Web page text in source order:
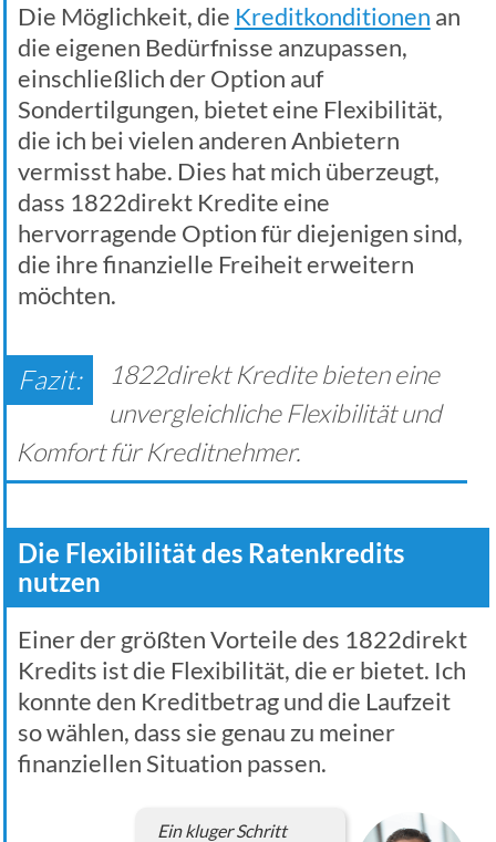
Die Möglichkeit, die Kreditkonditionen an
die eigenen Bedürfnisse anzupassen,
einschließlich der Option auf
Sondertilgungen, bietet eine Flexibilität,
die ich bei vielen anderen Anbietern
vermisst habe. Dies hat mich überzeugt,
dass 1822direkt Kredite eine
hervorragende Option für diejenigen sind,
die ihre finanzielle Freiheit erweitern
möchten.
1822direkt Kredite bieten eine
unvergleichliche Flexibilität und
Komfort für Kreditnehmer.
Die Flexibilität des Ratenkredits
nutzen
Einer der größten Vorteile des 1822direkt
Kredits ist die Flexibilität, die er bietet. Ich
konnte den Kreditbetrag und die Laufzeit
so wählen, dass sie genau zu meiner
finanziellen Situation passen.
Ein kluger Schritt